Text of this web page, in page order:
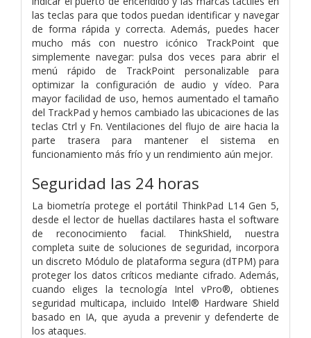
las teclas para que todos puedan identificar y navegar
de forma rápida y correcta. Además, puedes hacer
mucho más con nuestro icónico TrackPoint que
simplemente navegar: pulsa dos veces para abrir el
menú rápido de TrackPoint personalizable para
optimizar la configuración de audio y vídeo. Para
mayor facilidad de uso, hemos aumentado el tamaño
del TrackPad y hemos cambiado las ubicaciones de las
teclas Ctrl y Fn. Ventilaciones del flujo de aire hacia la
parte trasera para mantener el sistema en
funcionamiento más frío y un rendimiento aún mejor.
Seguridad las 24 horas
La biometría protege el portátil ThinkPad L14 Gen 5,
desde el lector de huellas dactilares hasta el software
de reconocimiento facial. ThinkShield, nuestra
completa suite de soluciones de seguridad, incorpora
un discreto Módulo de plataforma segura (dTPM) para
proteger los datos críticos mediante cifrado. Además,
cuando eliges la tecnología Intel vPro®, obtienes
seguridad multicapa, incluido Intel® Hardware Shield
basado en IA, que ayuda a prevenir y defenderte de
los ataques.